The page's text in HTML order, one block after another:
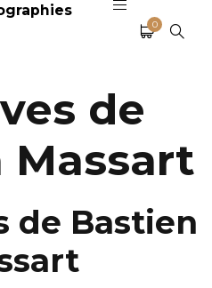
0
de
Massart
de Bastien